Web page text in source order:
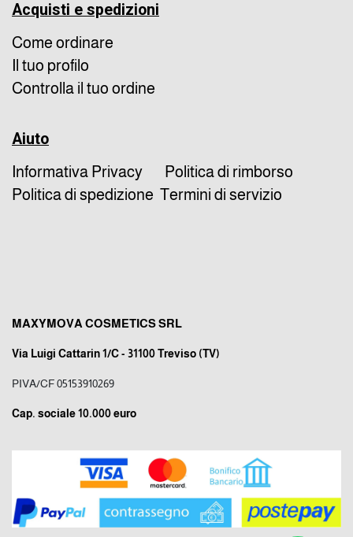
Acquisti e spedizioni
Come ordinare
Il tuo profilo
Controlla il tuo ordine
Aiuto
Informativa Privacy
Politica di rimborso
Politica di spedizione Termini di servizio
MAXYMOVA COSMETICS SRL
Via Luigi Cattarin 1/C - 31100 Treviso (TV)
PIVA/CF 05153910269
Cap. sociale 10.000 euro